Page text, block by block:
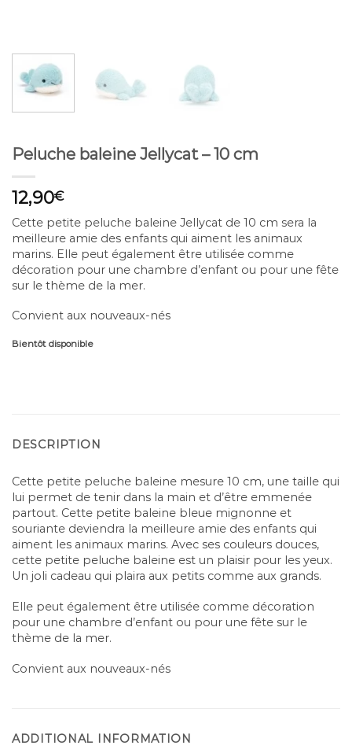
Peluche baleine Jellycat – 10 cm
12,90€
Cette petite peluche baleine Jellycat de 10 cm sera la
meilleure amie des enfants qui aiment les animaux
marins. Elle peut également être utilisée comme
décoration pour une chambre d’enfant ou pour une fête
sur le thème de la mer.
Convient aux nouveaux-nés
Bientôt disponible
DESCRIPTION
Cette petite peluche baleine mesure 10 cm, une taille qui
lui permet de tenir dans la main et d’être emmenée
partout. Cette petite baleine bleue mignonne et
souriante deviendra la meilleure amie des enfants qui
aiment les animaux marins. Avec ses couleurs douces,
cette petite peluche baleine est un plaisir pour les yeux.
Un joli cadeau qui plaira aux petits comme aux grands.
Elle peut également être utilisée comme décoration
pour une chambre d’enfant ou pour une fête sur le
thème de la mer.
Convient aux nouveaux-nés
ADDITIONAL INFORMATION